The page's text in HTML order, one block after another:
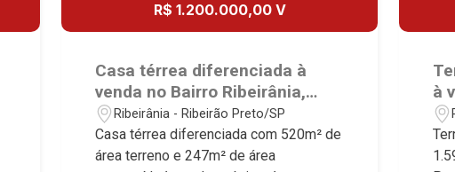
R$ 1.200.000,00 V
Casa térrea diferenciada à
venda no Bairro Ribeirânia,
próximo à Faculdade UNAERP -
Ribeirão Preto/SP.
Ribeirânia - Ribeirão Preto/SP
Casa térrea diferenciada com 520m² de
área terreno e 247m² de área
à
-